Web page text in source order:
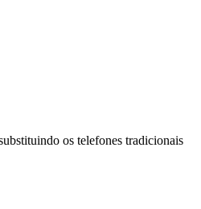
os telefones tradicionais